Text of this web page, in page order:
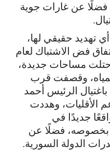
فضلًا عن غارات جوية
تهديد حقيقي لها،
فض الاشتباك لعام
مساحات جديدة،
وقصفت قرب
الرئيس أحمد
الأقليات، وهددت
جديدًا في
بخصوصه، فضلًا عن
الدولة السورية.